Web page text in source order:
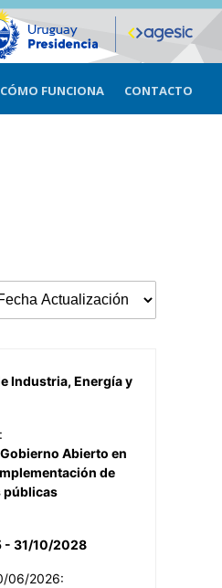
CÓMO FUNCIONA CONTACTO
Industria, Energía y
Abierto en
de
públicas
31/10/2028
06/2026: